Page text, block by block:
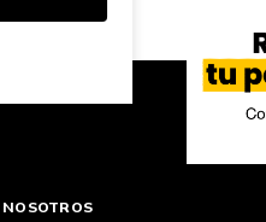
NOSOTROS